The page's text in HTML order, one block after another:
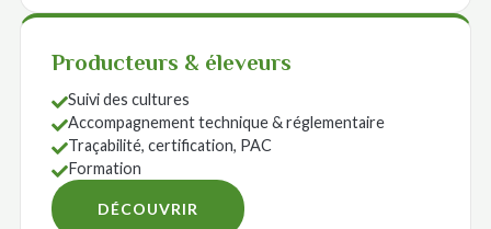
Producteurs & éleveurs
Suivi des cultures
Accompagnement technique & réglementaire
Traçabilité, certification, PAC
Formation
DÉCOUVRIR